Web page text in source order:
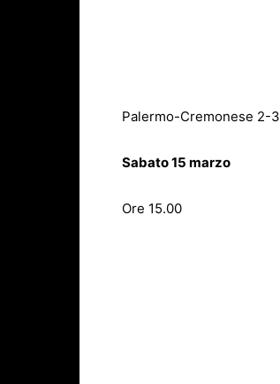
Palermo-Cremonese 2-3
Sabato 15 marzo
Ore 15.00